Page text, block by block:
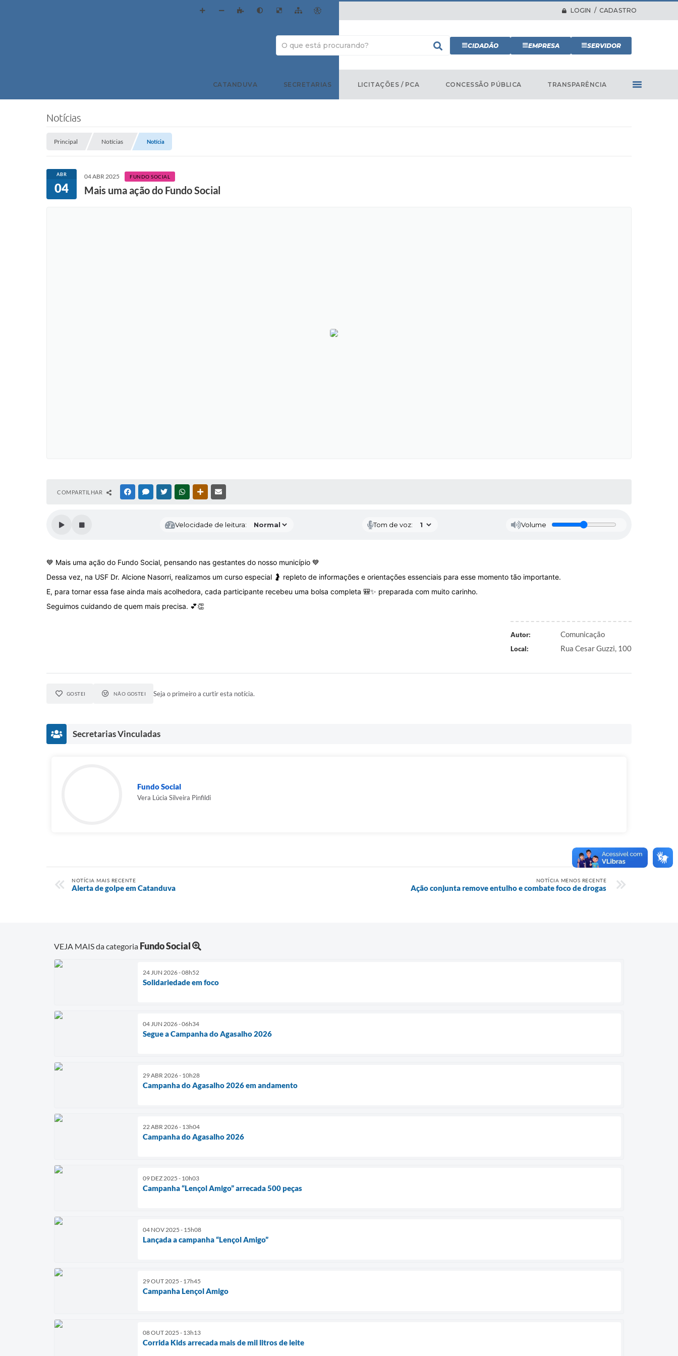
LOGIN / CADASTRO
CIDADÃO EMPRESA SERVIDOR
CATANDUVA SECRETARIAS LICITAÇÕES / PCA CONCESSÃO PÚBLICA TRANSPARÊNCIA
Notícias
Principal Notícias Notícia
ABR
04
04 ABR 2025 FUNDO SOCIAL
Mais uma ação do Fundo Social
COMPARTILHAR FACEBOOKMESSENGER
TWITTERWHATSAPPOUTRAS MÍDIAS
Velocidade de leitura: Tom de voz: Volume
💙 Mais uma ação do Fundo Social, pensando nas gestantes do nosso município 💙
Dessa vez, na USF Dr. Alcione Nasorri, realizamos um curso especial 🤰 repleto de informações e orientações essenciais para esse momento tão importante.
E, para tornar essa fase ainda mais acolhedora, cada participante recebeu uma bolsa completa 🎒✨ preparada com muito carinho.
Seguimos cuidando de quem mais precisa. 💕👏
Autor: Comunicação
Local: Rua Cesar Guzzi, 100
GOSTEI NÃO GOSTEI Seja o primeiro a curtir esta notícia.
Secretarias Vinculadas
Fundo Social
Vera Lúcia Silveira Pinfildi
NOTÍCIA MAIS RECENTE
Alerta de golpe em Catanduva
NOTÍCIA MENOS RECENTE
Ação conjunta remove entulho e combate foco de drogas
VEJA MAIS da categoria Fundo Social
24 JUN 2026 - 08h52
Solidariedade em foco
04 JUN 2026 - 06h34
Segue a Campanha do Agasalho 2026
29 ABR 2026 - 10h28
Campanha do Agasalho 2026 em andamento
22 ABR 2026 - 13h04
Campanha do Agasalho 2026
09 DEZ 2025 - 10h03
Campanha “Lençol Amigo” arrecada 500 peças
04 NOV 2025 - 15h08
Lançada a campanha “Lençol Amigo”
29 OUT 2025 - 17h45
Campanha Lençol Amigo
08 OUT 2025 - 13h13
Corrida Kids arrecada mais de mil litros de leite